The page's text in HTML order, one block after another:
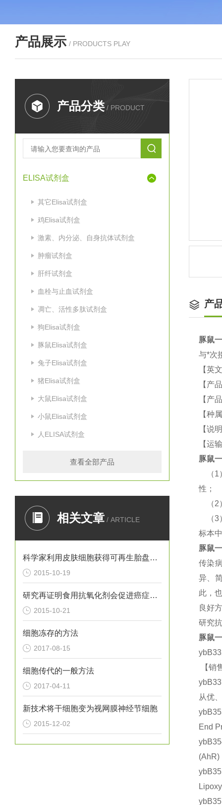
产品展示 / PRODUCTS PLAY
产品分类 / PRODUCT
ELISA试剂盒
其它Elisa试剂盒
鸡Elisa试剂盒
激素、内分泌、自身抗体试剂盒
肿瘤试剂盒
肝纤试剂盒
血栓与止血试剂盒
凋亡、活性多肽试剂盒
狗Elisa试剂盒
豚鼠Elisa试剂盒
兔子Elisa试剂盒
猪Elisa试剂盒
大鼠Elisa试剂盒
小鼠Elisa试剂盒
人ELISA试剂盒
查看全部产品
相关文章 / ARTICLE
科学家利用皮肤细胞获得可再生胎盘的干细胞
2015-10-19
研究再证明食用抗氧化剂会促进癌症转移
2015-10-21
细胞冻存的方法
2017-08-15
细胞传代的一般方法
2017-04-11
新技术将干细胞变为视网膜神经节细胞
2015-12-02
产
豚鼠
与*次
【英
【产
【产
【种
【说
【运
豚鼠
（
性；
（
（
标本
豚鼠
传染
异、
此，
良好
研究
豚鼠
【销
从优
End